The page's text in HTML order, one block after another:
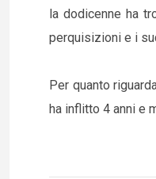
la dodicenne ha
perquisizioni e i
Per quanto
ha inflitto 4 anni e